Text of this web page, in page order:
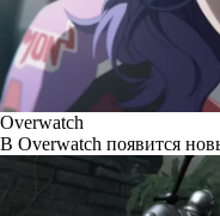
Overwatch
В Overwatch появится